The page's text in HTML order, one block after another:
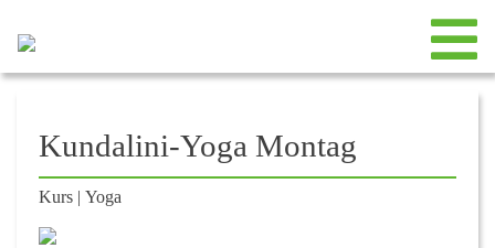
Kundalini-Yoga Montag
Kurs | Yoga